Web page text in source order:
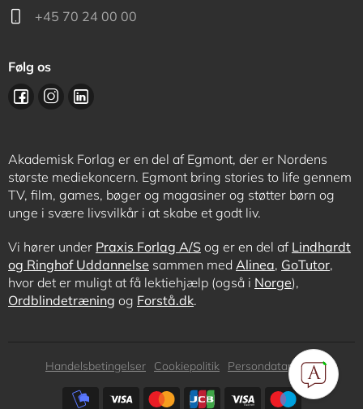
+45 70 24 00 00
Følg os
Akademisk Forlag er en del af Egmont, der er Nordens
største mediekoncern. Egmont bring stories to life gennem
TV, film, games, bøger og magasiner og støtter børn og
unge i svære livsvilkår i at skabe et godt liv.
Vi hører under Praxis Forlag A/S og er en del af Lindhardt
og Ringhof Uddannelse sammen med Alinea, GoTutor,
hvor det er muligt at få lektiehjælp (også i Norge),
Ordblindetræning og Forstå.dk.
Subfooter
Handelsbetingelser Cookiepolitik
Persondatapolitik
Subfooter